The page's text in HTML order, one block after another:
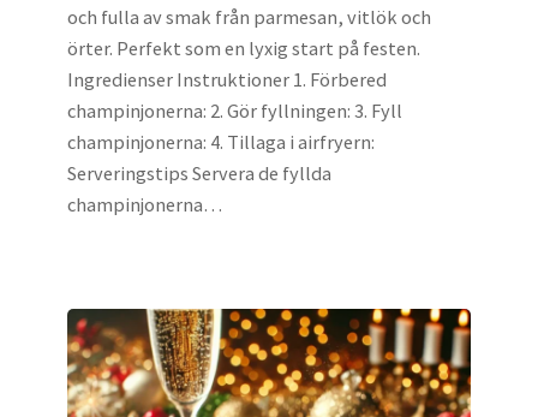
och fulla av smak från parmesan, vitlök och
örter. Perfekt som en lyxig start på festen.
Ingredienser Instruktioner 1. Förbered
champinjonerna: 2. Gör fyllningen: 3. Fyll
champinjonerna: 4. Tillaga i airfryern:
Serveringstips Servera de fyllda
champinjonerna…